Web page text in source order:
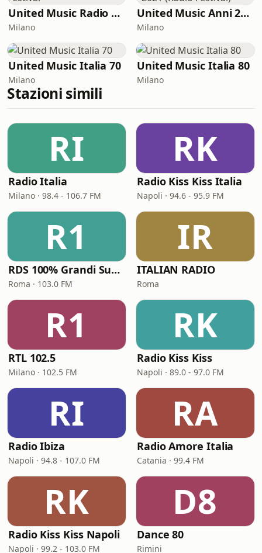
United Music Radio Festival
Milano
United Music Anni 2000 - 2021 (Radio Festival)
Milano
United Music Italia 70
Milano
United Music Italia 80
Milano
Stazioni simili
RI
Radio Italia
Milano · 98.4 - 106.7 FM
RK
Radio Kiss Kiss Italia
Napoli · 94.6 - 95.9 FM
R1
RDS 100% Grandi Successi
Roma · 103.0 FM
IR
ITALIAN RADIO
Roma
R1
RTL 102.5
Milano · 102.5 FM
RK
Radio Kiss Kiss
Napoli · 89.0 - 97.0 FM
RI
Radio Ibiza
Napoli · 94.8 - 107.0 FM
RA
Radio Amore Italia
Catania · 99.4 FM
RK
Radio Kiss Kiss Napoli
Napoli · 99.2 - 103.0 FM
D8
Dance 80
Rimini